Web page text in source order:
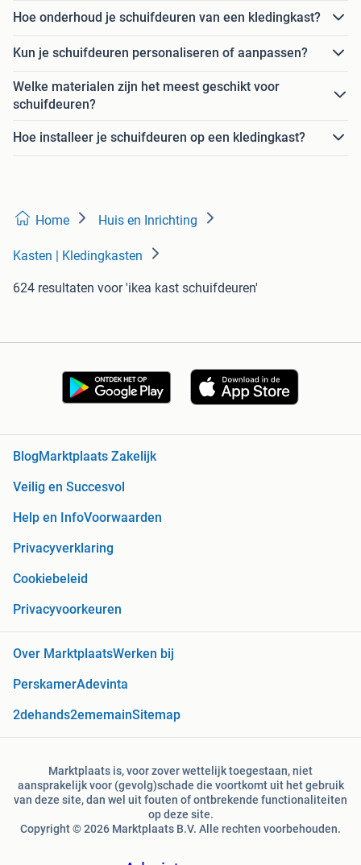
Hoe onderhoud je schuifdeuren van een kledingkast?
Kun je schuifdeuren personaliseren of aanpassen?
Welke materialen zijn het meest geschikt voor
schuifdeuren?
Hoe installeer je schuifdeuren op een kledingkast?
Home Huis en Inrichting
Kasten | Kledingkasten
624 resultaten voor 'ikea kast schuifdeuren'
BlogMarktplaats Zakelijk
Veilig en Succesvol
Help en InfoVoorwaarden
Privacyverklaring
Cookiebeleid
Privacyvoorkeuren
Over MarktplaatsWerken bij
PerskamerAdevinta
2dehands2ememainSitemap
Marktplaats is, voor zover wettelijk toegestaan, niet
aansprakelijk voor (gevolg)schade die voortkomt uit het gebruik
van deze site, dan wel uit fouten of ontbrekende functionaliteiten
op deze site.
Copyright © 2026 Marktplaats B.V. Alle rechten voorbehouden.